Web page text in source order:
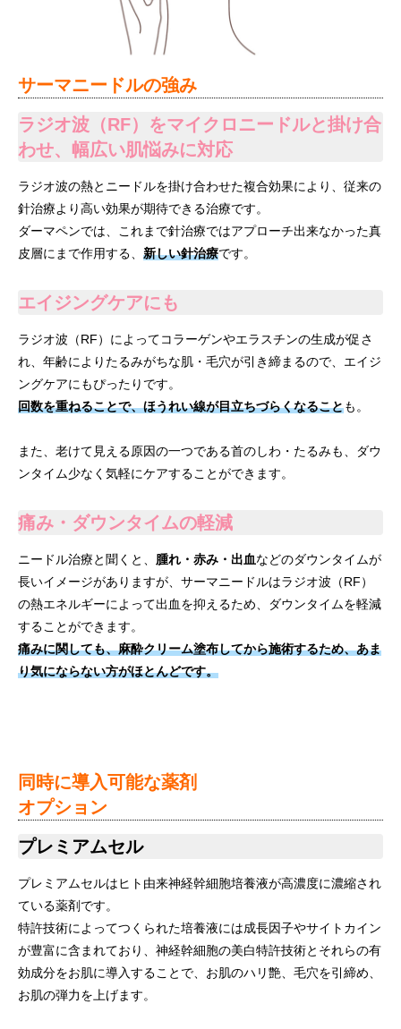
サーマニードルの強み
ラジオ波（RF）をマイクロニードルと掛け合
わせ、幅広い肌悩みに対応
ラジオ波の熱とニードルを掛け合わせた複合効果により、従来の
針治療より高い効果が期待できる治療です。
ダーマペンでは、これまで針治療ではアプローチ出来なかった真
皮層にまで作用する、 新しい針治療です。
エイジングケアにも
ラジオ波（RF）によってコラーゲンやエラスチンの生成が促さ
れ、年齢によりたるみがちな肌・毛穴が引き締まるので、エイジ
ングケアにもぴったりです。
回数を重ねることで、ほうれい線が目立ちづらくなることも。
また、老けて見える原因の一つである首のしわ・たるみも、ダウ
ンタイム少なく気軽にケアすることができます。
痛み・ダウンタイムの軽減
ニードル治療と聞くと、 腫れ・赤み・出血などのダウンタイムが
長いイメージがありますが、サーマニードルはラジオ波（RF）
の熱エネルギーによって出血を抑えるため、ダウンタイムを軽減
することができます。
痛みに関しても、麻酔クリーム塗布してから施術するため、あま
り気にならない方がほとんどです。
同時に導入可能な薬剤
オプション
プレミアムセル
プレミアムセルはヒト由来神経幹細胞培養液が高濃度に濃縮され
ている薬剤です。​​
特許技術によってつくられた培養液には成長因子やサイトカイン
が豊富に含まれており、神経幹細胞の美白特許技術とそれらの有
効成分をお肌に導入することで、お肌のハリ艶、毛穴を引締め、
お肌の弾力を上げます。